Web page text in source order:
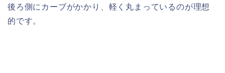
後ろ側にカーブがかかり、軽く丸まっているのが理想
的です。